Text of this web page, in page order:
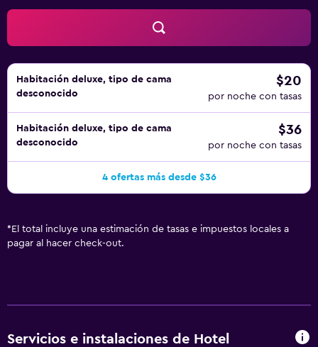
juegos de cama hipoalergénicos y tabla de planchar con
plancha. Se ofrece servicio nocturno de descubierta y
servicio de limpieza todos los días.
Habitación deluxe, tipo de cama
desconocido
$20
por noche con tasas
Habitación deluxe, tipo de cama
desconocido
$36
por noche con tasas
4 ofertas más desde $36
* El total incluye una estimación de tasas e impuestos locales a
pagar al hacer check-out.
Servicios e instalaciones de Hotel